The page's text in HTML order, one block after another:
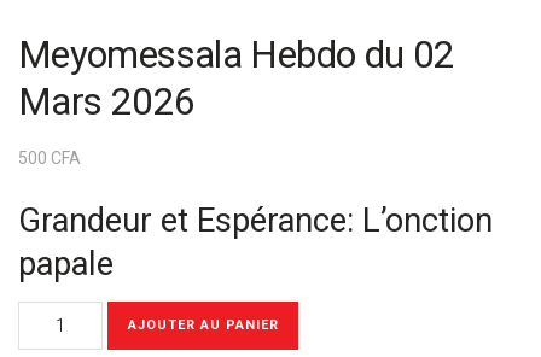
Meyomessala Hebdo du 02
Mars 2026
500 CFA
Grandeur et Espérance: L’onction
papale
quantité
AJOUTER AU PANIER